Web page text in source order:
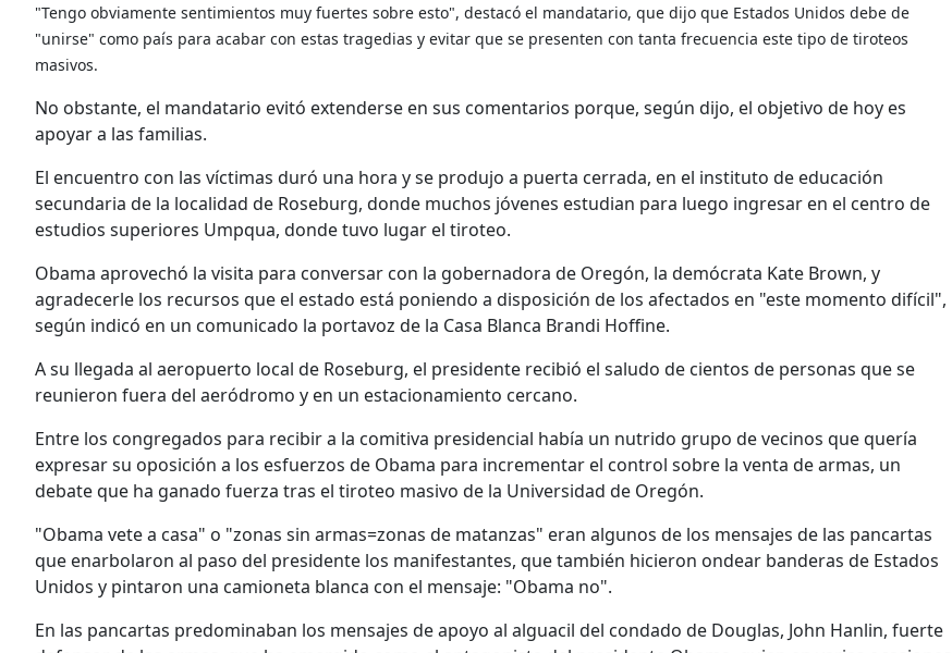
"Tengo obviamente sentimientos muy fuertes sobre esto", destacó el mandatario, que dijo que Estados Unidos debe de
"unirse" como país para acabar con estas tragedias y evitar que se presenten con tanta frecuencia este tipo de tiroteos
masivos.
No obstante, el mandatario evitó extenderse en sus comentarios porque, según dijo, el objetivo de hoy es
apoyar a las familias.
El encuentro con las víctimas duró una hora y se produjo a puerta cerrada, en el instituto de educación
secundaria de la localidad de Roseburg, donde muchos jóvenes estudian para luego ingresar en el centro de
estudios superiores Umpqua, donde tuvo lugar el tiroteo.
Obama aprovechó la visita para conversar con la gobernadora de Oregón, la demócrata Kate Brown, y
agradecerle los recursos que el estado está poniendo a disposición de los afectados en "este momento difícil",
según indicó en un comunicado la portavoz de la Casa Blanca Brandi Hoffine.
A su llegada al aeropuerto local de Roseburg, el presidente recibió el saludo de cientos de personas que se
reunieron fuera del aeródromo y en un estacionamiento cercano.
Entre los congregados para recibir a la comitiva presidencial había un nutrido grupo de vecinos que quería
expresar su oposición a los esfuerzos de Obama para incrementar el control sobre la venta de armas, un
debate que ha ganado fuerza tras el tiroteo masivo de la Universidad de Oregón.
"Obama vete a casa" o "zonas sin armas=zonas de matanzas" eran algunos de los mensajes de las pancartas
que enarbolaron al paso del presidente los manifestantes, que también hicieron ondear banderas de Estados
Unidos y pintaron una camioneta blanca con el mensaje: "Obama no".
En las pancartas predominaban los mensajes de apoyo al alguacil del condado de Douglas, John Hanlin, fuerte